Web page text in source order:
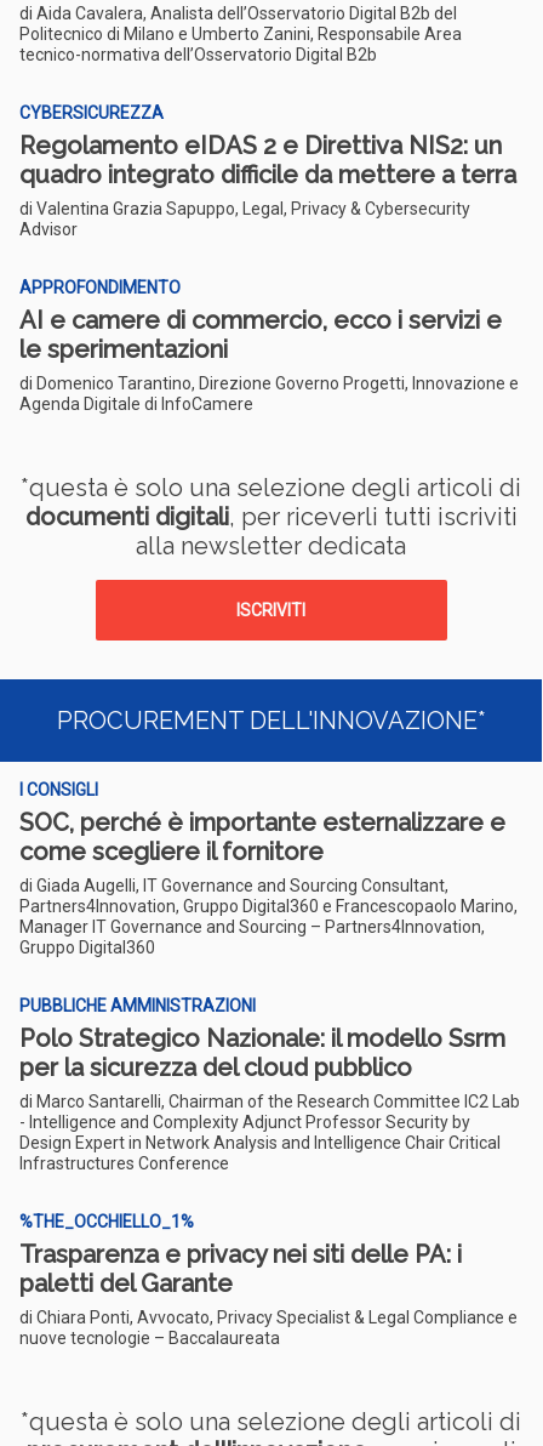
di Aida Cavalera, Analista dell’Osservatorio Digital B2b del
Politecnico di Milano e Umberto Zanini, Responsabile Area
tecnico-normativa dell’Osservatorio Digital B2b
CYBERSICUREZZA
Regolamento eIDAS 2 e Direttiva NIS2: un
quadro integrato difficile da mettere a terra
di Valentina Grazia Sapuppo, Legal, Privacy & Cybersecurity
Advisor
APPROFONDIMENTO
AI e camere di commercio, ecco i servizi e
le sperimentazioni
di Domenico Tarantino, Direzione Governo Progetti, Innovazione e
Agenda Digitale di InfoCamere
*questa è solo una selezione degli articoli di
documenti digitali, per riceverli tutti iscriviti
alla newsletter dedicata
ISCRIVITI
PROCUREMENT DELL'INNOVAZIONE*
I CONSIGLI
SOC, perché è importante esternalizzare e
come scegliere il fornitore
di Giada Augelli, IT Governance and Sourcing Consultant,
Partners4Innovation, Gruppo Digital360 e Francescopaolo Marino,
Manager IT Governance and Sourcing – Partners4Innovation,
Gruppo Digital360
PUBBLICHE AMMINISTRAZIONI
Polo Strategico Nazionale: il modello Ssrm
per la sicurezza del cloud pubblico
di Marco Santarelli, Chairman of the Research Committee IC2 Lab
- Intelligence and Complexity Adjunct Professor Security by
Design Expert in Network Analysis and Intelligence Chair Critical
Infrastructures Conference
%THE_OCCHIELLO_1%
Trasparenza e privacy nei siti delle PA: i
paletti del Garante
di Chiara Ponti, Avvocato, Privacy Specialist & Legal Compliance e
nuove tecnologie – Baccalaureata
*questa è solo una selezione degli articoli di